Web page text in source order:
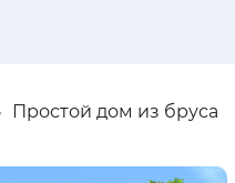
Простой дом из бруса